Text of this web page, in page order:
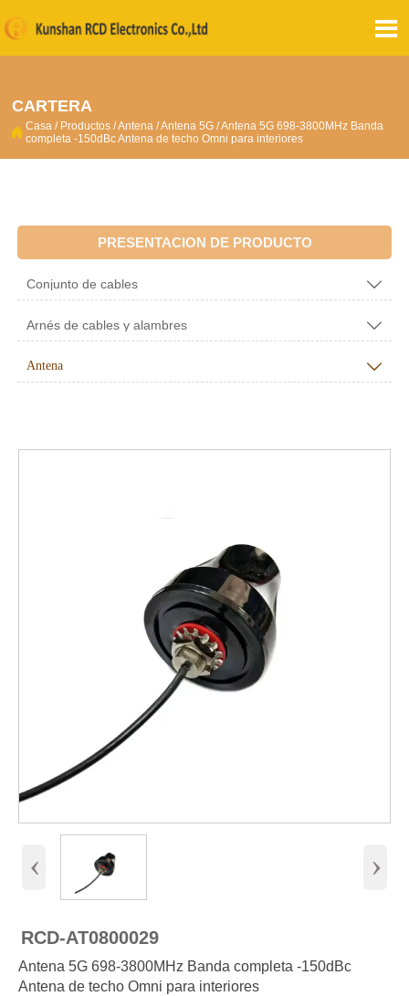

CARTERA
 Casa / Productos /Antena /Antena 5G /Antena 5G 698-3800MHz Banda
completa -150dBc Antena de techo Omni para interiores
PRESENTACION DE PRODUCTO
Conjunto de cables 
Arnés de cables y alambres 
Antena 
‹ ›
RCD-AT0800029
Antena 5G 698-3800MHz Banda completa -150dBc
Antena de techo Omni para interiores